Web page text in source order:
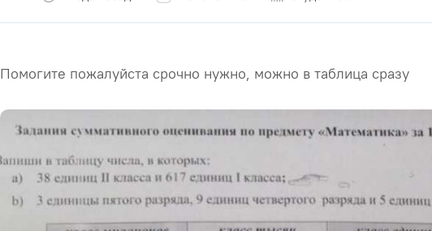
Помогите пожалуйста срочно нужно, можно в таблица сразу